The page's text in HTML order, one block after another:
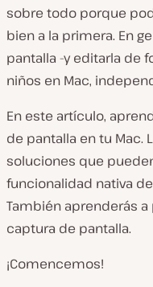
sobre todo porque
bien a la primera. En
pantalla -y editarla de
niños en Mac,
En este artículo,
de pantalla en tu Mac.
soluciones que
funcionalidad nativa
También aprenderás
captura de pantalla.
¡Comencemos!